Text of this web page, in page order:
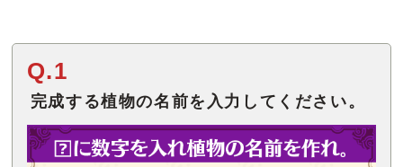
Q.1
完成する植物の名前を入力してください。